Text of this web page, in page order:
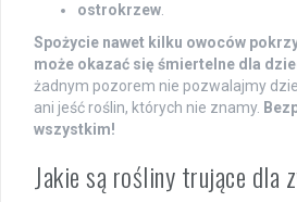
ostrokrzew.
Spożycie nawet kilku owoców
może okazać się śmiertelne dla
żadnym pozorem nie pozwalajmy
ani jeść roślin, których nie znamy.
wszystkim!
Jakie są rośliny trujące dla